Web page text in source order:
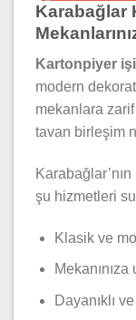
Karabağlar
Kartonpiyer
modern
mekanlara
tavan birleşim
şu hizmetleri
Klasik ve
Dayanıklı